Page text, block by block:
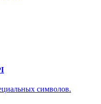
символов.